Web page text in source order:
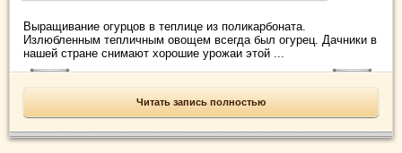
Выращивание огурцов в теплице из поликарбоната.
Излюбленным тепличным овощем всегда был огурец. Дачники в
нашей стране снимают хорошие урожаи этой ...
Читать запись полностью